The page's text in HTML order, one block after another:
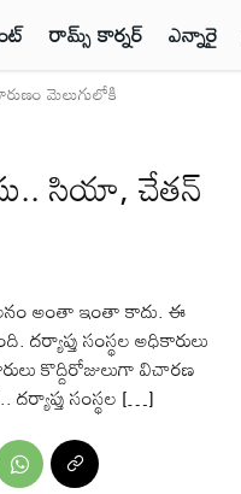
రామ్స్ కార్నర్ ఎన్నారై
మెలుగులోకి
సియా, చేతన్
అంతా ఇంతా కాదు. ఈ
సంస్థల అధికారులు
కొద్దిరోజులుగా విచారణ
సంస్థల […]